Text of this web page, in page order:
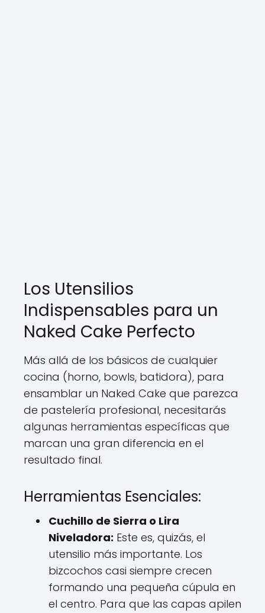
Los Utensilios
Indispensables para un
Naked Cake Perfecto
Más allá de los básicos de cualquier
cocina (horno, bowls, batidora), para
ensamblar un Naked Cake que parezca
de pastelería profesional, necesitarás
algunas herramientas específicas que
marcan una gran diferencia en el
resultado final.
Herramientas Esenciales:
Cuchillo de Sierra o Lira
Niveladora: Este es, quizás, el
utensilio más importante. Los
bizcochos casi siempre crecen
formando una pequeña cúpula en
el centro. Para que las capas apilen